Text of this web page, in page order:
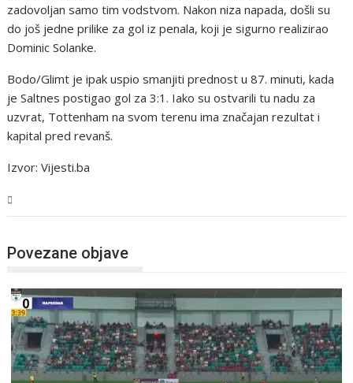
zadovoljan samo tim vodstvom. Nakon niza napada, došli su
do još jedne prilike za gol iz penala, koji je sigurno realizirao
Dominic Solanke.
Bodo/Glimt je ipak uspio smanjiti prednost u 87. minuti, kada
je Saltnes postigao gol za 3:1. Iako su ostvarili tu nadu za
uzvrat, Tottenham na svom terenu ima značajan rezultat i
kapital pred revanš.
Izvor: Vijesti.ba
Povezane objave